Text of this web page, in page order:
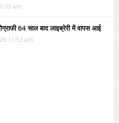
am
64 साल बाद लाइब्रेरी में वापस आई
11:53 am